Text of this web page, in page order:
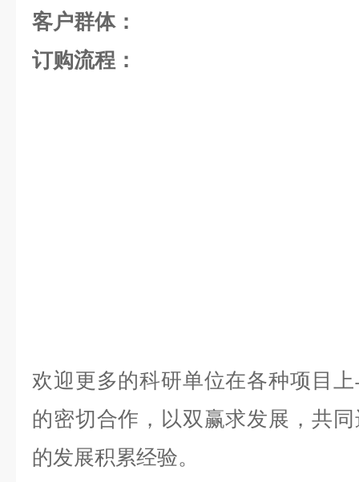
客户群体：
订购流程：
欢迎更多的科研单位在各种项目
的密切合作，以双赢求发展，共
的发展积累经验。